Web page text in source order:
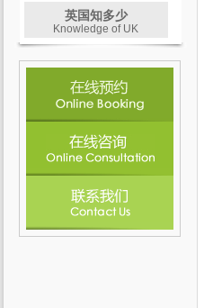
英国知多少
Knowledge of UK